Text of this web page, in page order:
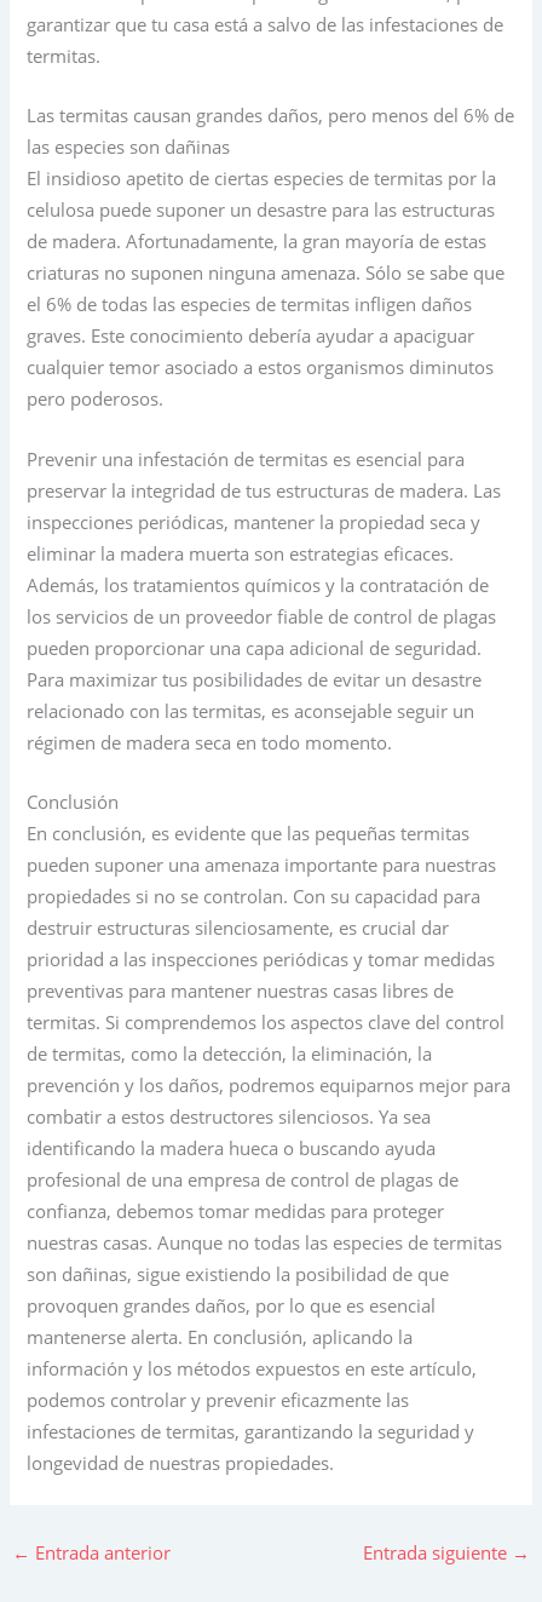
garantizar que tu casa está a salvo de las infestaciones de
termitas.
Las termitas causan grandes daños, pero menos del 6% de
las especies son dañinas
El insidioso apetito de ciertas especies de termitas por la
celulosa puede suponer un desastre para las estructuras
de madera. Afortunadamente, la gran mayoría de estas
criaturas no suponen ninguna amenaza. Sólo se sabe que
el 6% de todas las especies de termitas infligen daños
graves. Este conocimiento debería ayudar a apaciguar
cualquier temor asociado a estos organismos diminutos
pero poderosos.
Prevenir una infestación de termitas es esencial para
preservar la integridad de tus estructuras de madera. Las
inspecciones periódicas, mantener la propiedad seca y
eliminar la madera muerta son estrategias eficaces.
Además, los tratamientos químicos y la contratación de
los servicios de un proveedor fiable de control de plagas
pueden proporcionar una capa adicional de seguridad.
Para maximizar tus posibilidades de evitar un desastre
relacionado con las termitas, es aconsejable seguir un
régimen de madera seca en todo momento.
Conclusión
En conclusión, es evidente que las pequeñas termitas
pueden suponer una amenaza importante para nuestras
propiedades si no se controlan. Con su capacidad para
destruir estructuras silenciosamente, es crucial dar
prioridad a las inspecciones periódicas y tomar medidas
preventivas para mantener nuestras casas libres de
termitas. Si comprendemos los aspectos clave del control
de termitas, como la detección, la eliminación, la
prevención y los daños, podremos equiparnos mejor para
combatir a estos destructores silenciosos. Ya sea
identificando la madera hueca o buscando ayuda
profesional de una empresa de control de plagas de
confianza, debemos tomar medidas para proteger
nuestras casas. Aunque no todas las especies de termitas
son dañinas, sigue existiendo la posibilidad de que
provoquen grandes daños, por lo que es esencial
mantenerse alerta. En conclusión, aplicando la
información y los métodos expuestos en este artículo,
podemos controlar y prevenir eficazmente las
infestaciones de termitas, garantizando la seguridad y
longevidad de nuestras propiedades.
← Entrada anterior Entrada siguiente →